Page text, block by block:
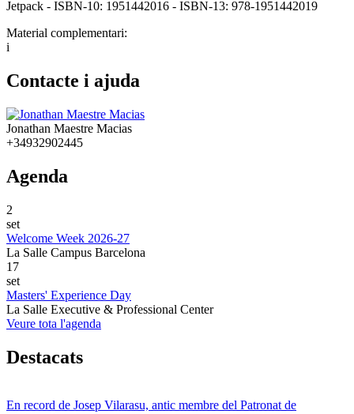
Jetpack - ISBN-10: 1951442016 - ISBN-13: 978-1951442019
Material complementari:
i
Contacte i ajuda
Jonathan Maestre Macias
+34932902445
Agenda
2
set
Welcome Week 2026-27
La Salle Campus Barcelona
17
set
Masters' Experience Day
La Salle Executive & Professional Center
Veure tota l'agenda
Destacats
En record de Josep Vilarasu, antic membre del Patronat de